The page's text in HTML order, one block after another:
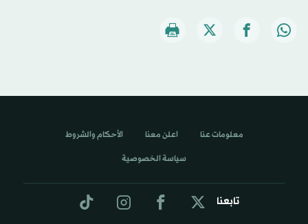
تابعنا
معلومات عنا اعلن معنا الأحكام والشروط
سياسة الخصوصية